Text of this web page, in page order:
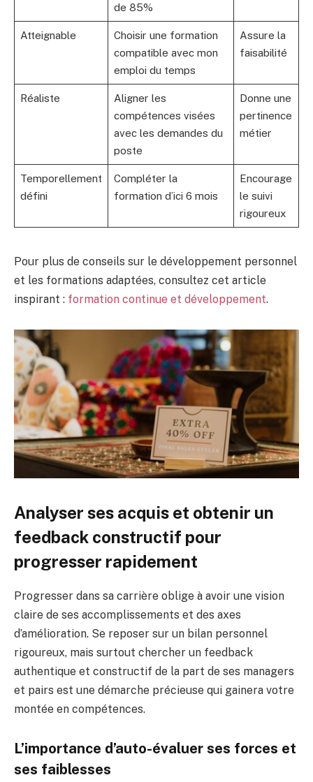
de 85%
Atteignable
Choisir une formation
compatible avec mon
emploi du temps
Assure la
faisabilité
Réaliste
Aligner les
compétences visées
avec les demandes du
poste
Donne une
pertinence
métier
Temporellement
défini
Compléter la
formation d’ici 6 mois
Encourage
le suivi
rigoureux
Pour plus de conseils sur le développement personnel
et les formations adaptées, consultez cet article
inspirant : formation continue et développement.
Analyser ses acquis et obtenir un
feedback constructif pour
progresser rapidement
Progresser dans sa carrière oblige à avoir une vision
claire de ses accomplissements et des axes
d’amélioration. Se reposer sur un bilan personnel
rigoureux, mais surtout chercher un feedback
authentique et constructif de la part de ses managers
et pairs est une démarche précieuse qui gainera votre
montée en compétences.
L’importance d’auto-évaluer ses forces et
ses faiblesses